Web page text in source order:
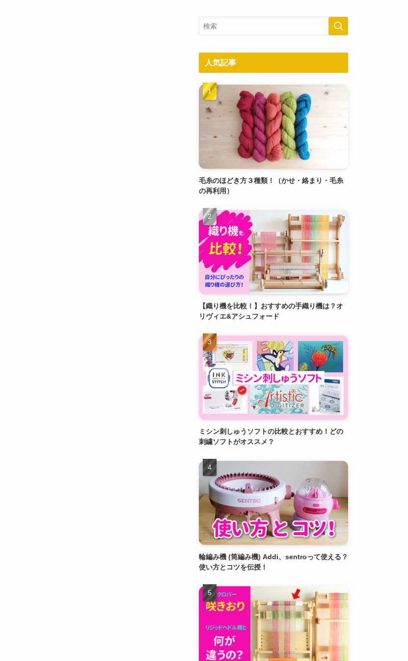
人気記事
毛糸のほどき方３種類！（かせ・絡まり・毛糸
の再利用）
【織り機を比較！】おすすめの手織り機は？オ
リヴィエ&アシュフォード
ミシン刺しゅうソフトの比較とおすすめ！どの
刺繍ソフトがオススメ？
輪編み機 (筒編み機) Addi、sentroって使える？
使い方とコツを伝授！